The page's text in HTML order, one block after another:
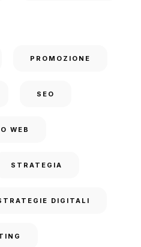
PROMOZIONE
SEO
WEB
STRATEGIA
DIGITALI